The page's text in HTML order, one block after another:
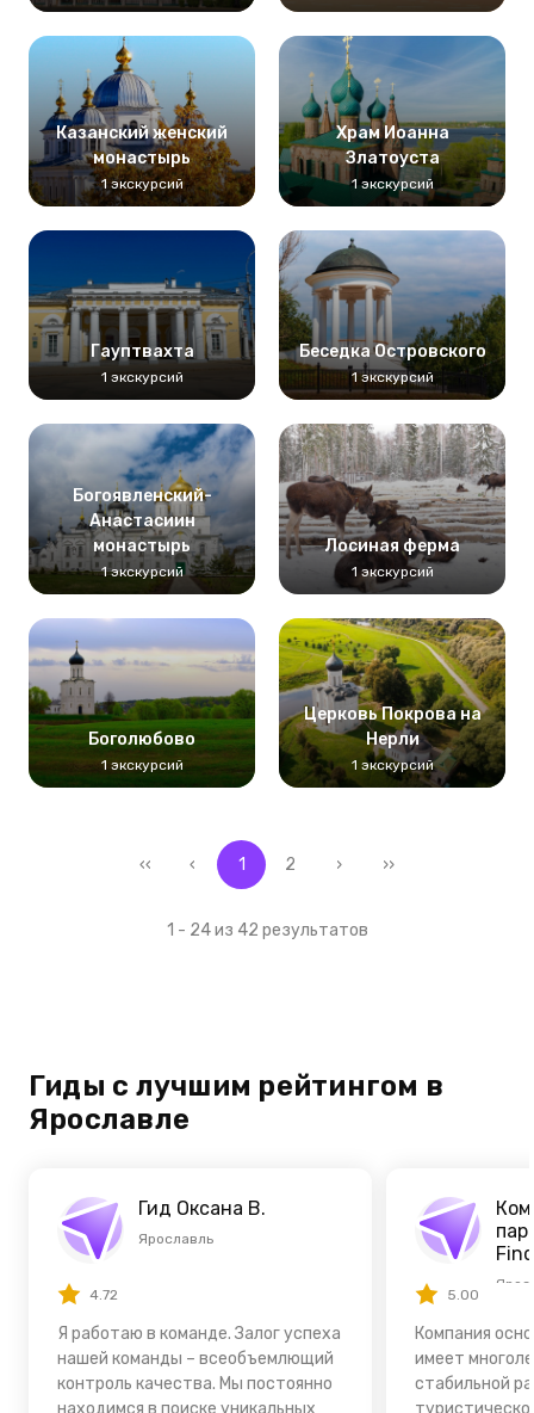
Казанский женский
монастырь
1 экскурсий
Храм Иоанна
Златоуста
1 экскурсий
Гауптвахта
1 экскурсий
Беседка Островского
1 экскурсий
Богоявленский-
Анастасиин
монастырь
1 экскурсий
Лосиная ферма
1 экскурсий
Боголюбово
1 экскурсий
Церковь Покрова на
Нерли
1 экскурсий
‹‹ ‹ 1 2 › ››
1 - 24 из 42 результатов
Гиды с лучшим рейтингом в
Ярославле
Гид Оксана В.
Ярославль
4.72
Я работаю в команде. Залог успеха
нашей команды – всеобъемлющий
контроль качества. Мы постоянно
находимся в поиске уникальных
5.00
Компания
имеет
стабильной